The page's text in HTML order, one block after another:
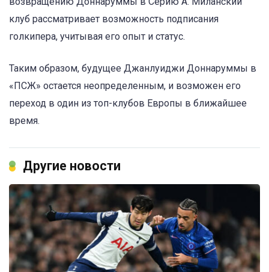
клуб рассматривает возможность подписания
голкипера, учитывая его опыт и статус.
Таким образом, будущее Джанлуиджи Доннаруммы в
«ПСЖ» остается неопределенным, и возможен его
переход в один из топ-клубов Европы в ближайшее
время.
Другие новости